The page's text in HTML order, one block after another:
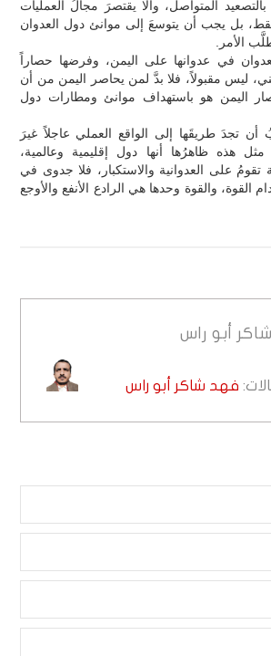
المتواصل، وألا يقتصرَ مجالُ العمليات
بل يجب أن يتوسعَ إلى موانئ دول العدوان
الأمر.
في عدوانها على اليمن، وفرضها حصاراً
ليس مقبولاً، فلا بدَّ لمن يحاصر اليمن من أن
اليمن هو باستهداف موانئ ومطارات دول
تجدَ طريقَها إلى الواقع العملي عاجلاً غيرَ
هذه ظاهرُها أنها دول إقليمية وعالمية،
تقومُ على العدوانية والاستكبار، فلا جدوى في
القوة، والقوة وحدها هي الرادع الأنفع والأوجع
أبو راس
فهد شاكر أبو راس